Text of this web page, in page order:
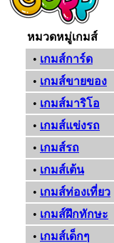
หมวดหมู่เกมส์
• เกมส์การ์ด
• เกมส์ขายของ
• เกมส์มาริโอ
• เกมส์แข่งรถ
• เกมส์รถ
• เกมส์เต้น
• เกมส์ท่องเที่ยว
• เกมส์ฝึกทักษะ
• เกมส์เด็กๆ